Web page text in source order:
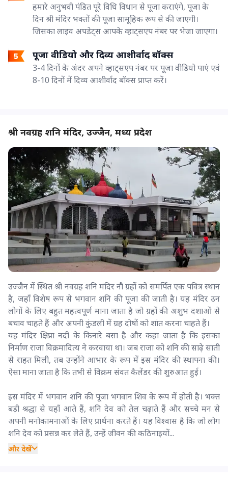
हमारे अनुभवी पंडित पूरे विधि विधान से पूजा कराएंगे, पूजा के
दिन श्री मंदिर भक्तों की पूजा सामूहिक रूप से की जाएगी।
जिसका लाइव अपडेट्स आपके व्हाट्सएप नंबर पर भेजा जाएगा।
पूजा वीडियो और दिव्य आशीर्वाद बॉक्स
3-4 दिनों के अंदर अपने व्हाट्सएप नंबर पर पूजा वीडियो पाएं एवं
8-10 दिनों में दिव्य आशीर्वाद बॉक्स प्राप्त करें।
श्री नवग्रह शनि मंदिर, उज्जैन, मध्य प्रदेश
उज्जैन में स्थित श्री नवग्रह शनि मंदिर नौ ग्रहों को समर्पित एक पवित्र स्थान
है, जहाँ विशेष रूप से भगवान शनि की पूजा की जाती है। यह मंदिर उन
लोगों के लिए बहुत महत्वपूर्ण माना जाता है जो ग्रहों की अशुभ दशाओं से
बचाव चाहते हैं और अपनी कुंडली में ग्रह दोषों को शांत करना चाहते हैं।
यह मंदिर क्षिप्रा नदी के किनारे बसा है और कहा जाता है कि इसका
निर्माण राजा विक्रमादित्य ने करवाया था। जब राजा को शनि की साढ़े साती
से राहत मिली, तब उन्होंने आभार के रूप में इस मंदिर की स्थापना की।
ऐसा माना जाता है कि तभी से विक्रम संवत कैलेंडर की शुरुआत हुई।
इस मंदिर में भगवान शनि की पूजा भगवान शिव के रूप में होती है। भक्त
बड़ी श्रद्धा से यहाँ आते हैं, शनि देव को तेल चढ़ाते हैं और सच्चे मन से
अपनी मनोकामनाओं के लिए प्रार्थना करते हैं। यह विश्वास है कि जो लोग
शनि देव को प्रसन्न कर लेते हैं, उन्हें जीवन की कठिनाइयों...
और देखें